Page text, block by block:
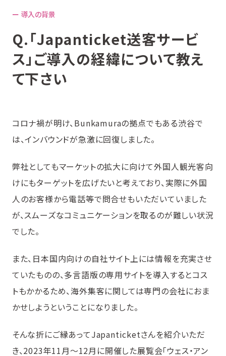
ー 導入の背景
Q.「Japanticket送客サービ
ス」ご導入の経緯について教え
て下さい
コロナ禍が明け、Bunkamuraの拠点でもある渋谷で
は、インバウンドが急激に回復しました。
弊社としてもマーケットの拡大に向けて外国人観光客向
けにもターゲットを広げたいと考えており、実際に外国
人のお客様から電話等で問合せもいただいていました
が、スムーズなコミュニケーションを取るのが難しい状況
でした。
また、日本国内向けの自社サイト上には情報を充実させ
ていたものの、多言語版の専用サイトを導入するとコス
トもかかるため、海外集客に関しては専門の会社におま
かせしようということになりました。
そんな折にご縁あってJapanticketさんを紹介いただ
き、2023年11月〜12月に開催した展覧会「ウェス・アン